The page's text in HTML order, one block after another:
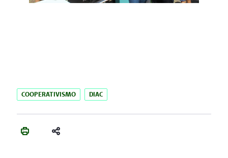
COOPERATIVISMO DIAC